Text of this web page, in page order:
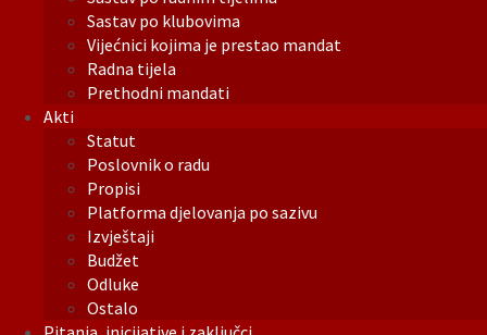
Sastav po klubovima
Vijećnici kojima je prestao mandat
Radna tijela
Prethodni mandati
Akti
Statut
Poslovnik o radu
Propisi
Platforma djelovanja po sazivu
Izvještaji
Budžet
Odluke
Ostalo